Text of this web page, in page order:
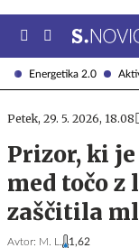
Energetika 2.0
Petek, 29. 5. 2026, 18.08
Prizor, ki
med točo
zaščitila
Avtor: M. L. 1,62